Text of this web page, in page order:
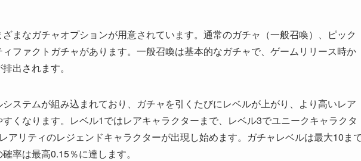
まなガチャオプションが用意されています。通常のガチャ（一般召喚）、ピック
ファクトガチャがあります。一般召喚は基本的なガチャで、ゲームリリース時か
出されます。
ステムが組み込まれており、ガチャを引くたびにレベルが上がり、より高いレア
くなります。レベル1ではレアキャラクターまで、レベル3でユニークキャラクタ
アリティのレジェンドキャラクターが出現し始めます。ガチャレベルは最大10ま
率は最高0.15％に達します。